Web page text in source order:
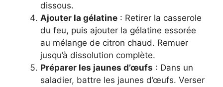
dissous.
Ajouter la gélatine : Retirer la casserole
du feu, puis ajouter la gélatine essorée
au mélange de citron chaud. Remuer
jusqu’à dissolution complète.
Préparer les jaunes d’œufs : Dans un
saladier, battre les jaunes d’œufs. Verser